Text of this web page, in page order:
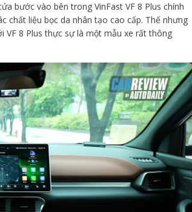
bước vào bên trong VinFast VF 8 Plus chính
chất liệu bọc da nhân tạo cao cấp. Thế nhưng
VF 8 Plus thực sự là một mẫu xe rất thông